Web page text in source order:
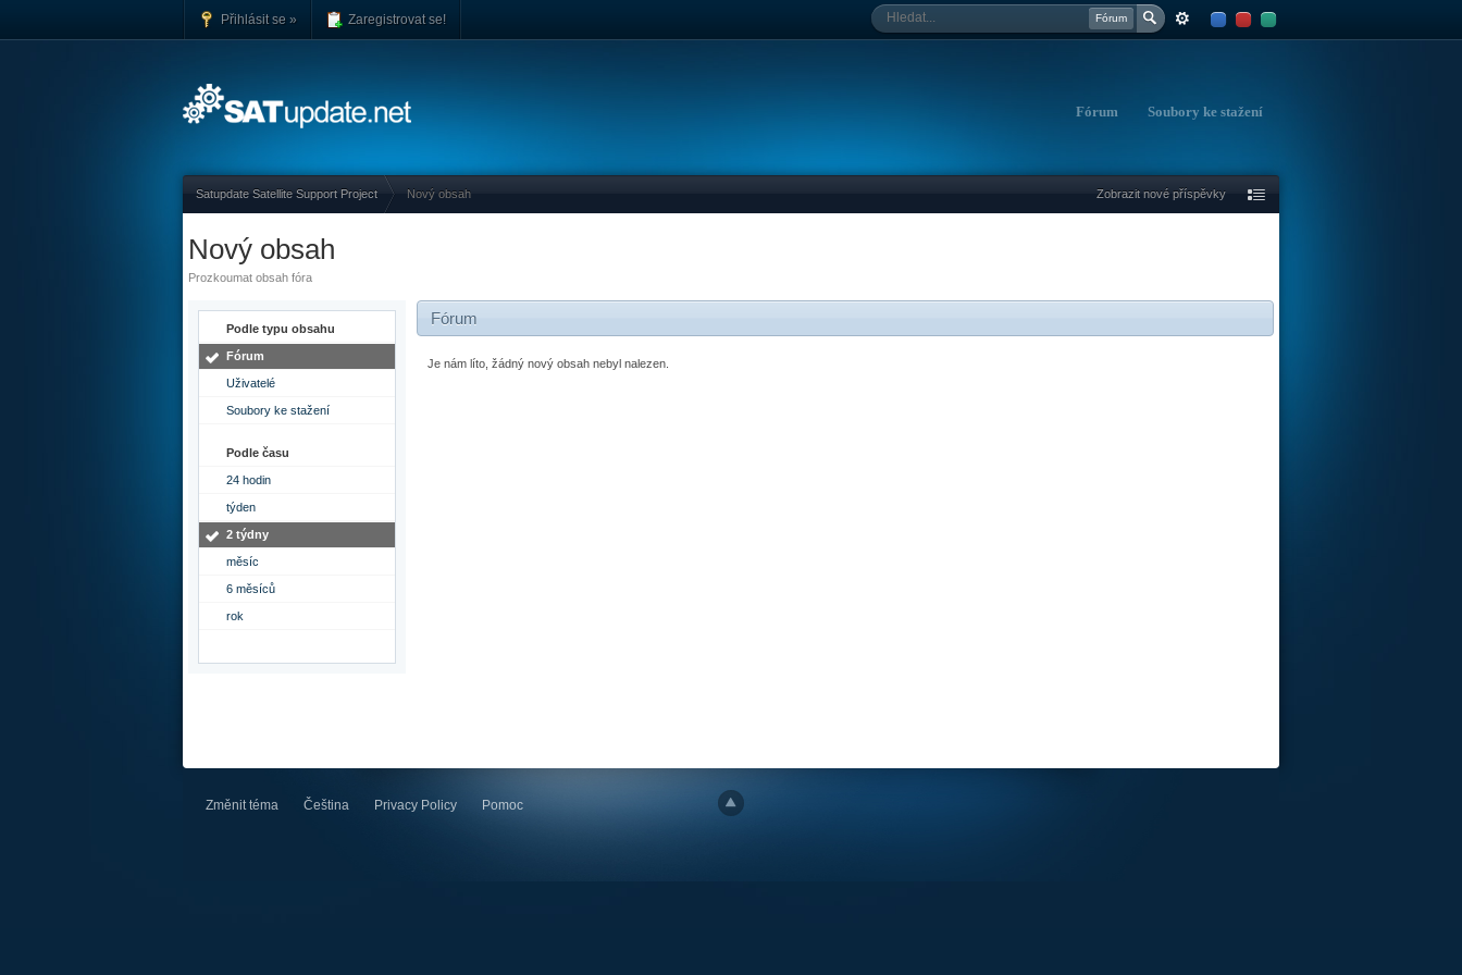
Přihlásit se » Zaregistrovat se! Fórum
Fórum Soubory ke stažení
Satupdate Satellite Support Project Nový obsah Zobrazit nové příspěvky
Nový obsah
Prozkoumat obsah fóra
Podle typu obsahu
Fórum
Uživatelé
Soubory ke stažení
Podle času
24 hodin
týden
2 týdny
měsíc
6 měsíců
rok
Fórum
Je nám líto, žádný nový obsah nebyl nalezen.
Změnit téma Čeština Privacy Policy Pomoc